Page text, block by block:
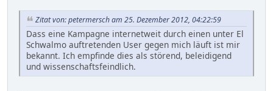
Zitat von: petermersch am 25. Dezember 2012, 04:22:59
Dass eine Kampagne internetweit durch einen unter El
Schwalmo auftretenden User gegen mich läuft ist mir
bekannt. Ich empfinde dies als störend, beleidigend
und wissenschaftsfeindlich.